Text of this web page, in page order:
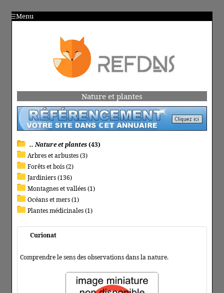
Menu
Nature et plantes
.. Nature et plantes(43)
Arbres et arbustes (3)
Forêts et bois (2)
Jardiniers (136)
Montagnes et vallées (1)
Océans et mers (1)
Plantes médicinales (1)
Curionat
Comprendre le sens des observations dans la nature.